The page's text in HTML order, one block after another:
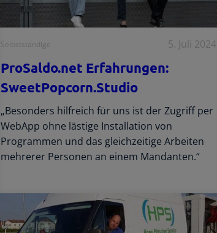
Selbstständige 5. Juli 2024
ProSaldo.net Erfahrungen:
SweetPopcorn.Studio
„Besonders hilfreich für uns ist der Zugriff per
WebApp ohne lästige Installation von
Programmen und das gleichzeitige Arbeiten
mehrerer Personen an einem Mandanten.“